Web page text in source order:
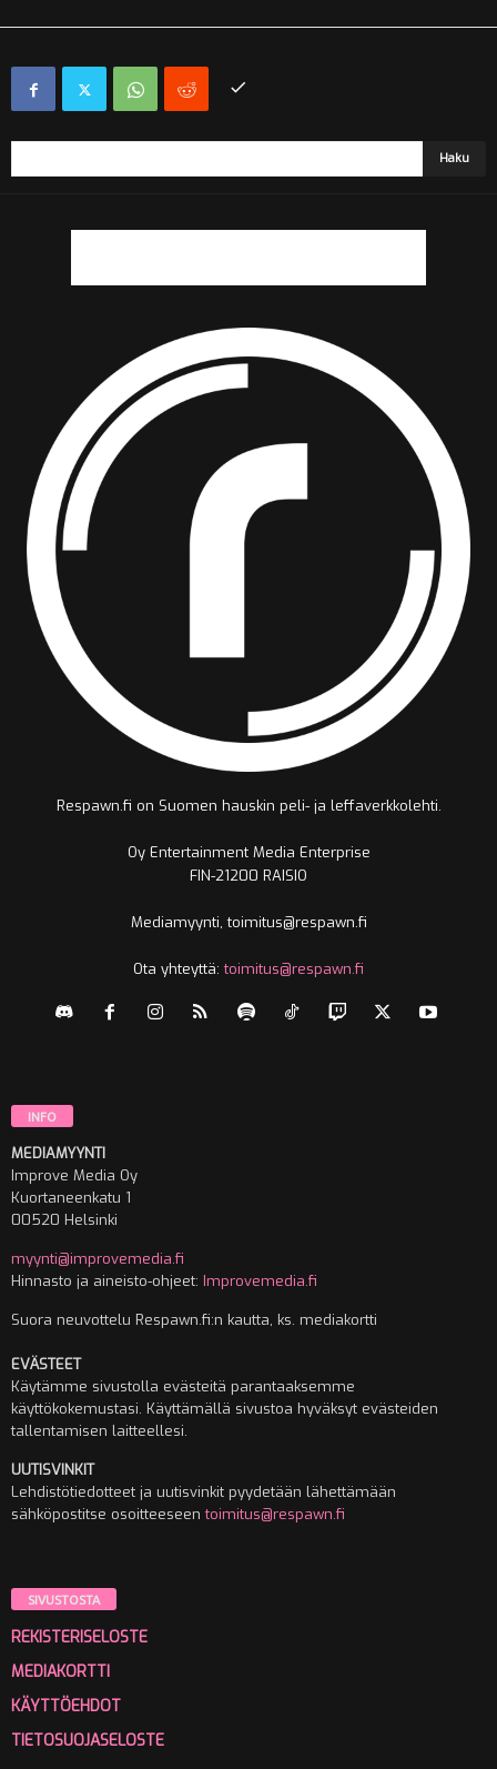
Respawn.fi on Suomen hauskin peli- ja leffaverkkolehti.
Oy Entertainment Media Enterprise
FIN-21200 RAISIO
Mediamyynti, toimitus@respawn.fi
Ota yhteyttä:toimitus@respawn.fi
INFO
MEDIAMYYNTI
Improve Media Oy
Kuortaneenkatu 1
00520 Helsinki
myynti@improvemedia.fi
Hinnasto ja aineisto-ohjeet: Improvemedia.fi
Suora neuvottelu Respawn.fi:n kautta, ks. mediakortti
EVÄSTEET
Käytämme sivustolla evästeitä parantaaksemme
käyttökokemustasi. Käyttämällä sivustoa hyväksyt evästeiden
tallentamisen laitteellesi.
UUTISVINKIT
Lehdistötiedotteet ja uutisvinkit pyydetään lähettämään
sähköpostitse osoitteeseentoimitus@respawn.fi
SIVUSTOSTA
REKISTERISELOSTE
MEDIAKORTTI
KÄYTTÖEHDOT
TIETOSUOJASELOSTE